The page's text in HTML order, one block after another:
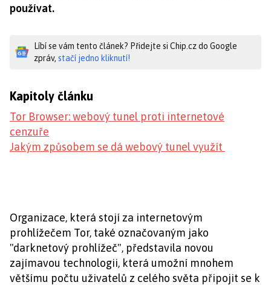
používat.
Líbí se vám tento článek? Přidejte si Chip.cz do Google
zpráv, stačí jedno kliknutí!
Kapitoly článku
Tor Browser: webový tunel proti internetové
cenzuře
Jakým způsobem se dá webový tunel využít
Organizace, která stojí za internetovým
prohlížečem Tor, také označovaným jako
"darknetový prohlížeč", představila novou
zajímavou technologii, která umožní mnohem
většímu počtu uživatelů z celého světa připojit se k